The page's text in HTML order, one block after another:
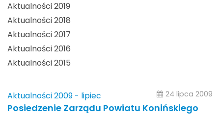
Aktualności 2019
Aktualności 2018
Aktualności 2017
Aktualności 2016
Aktualności 2015
Aktualności 2009 - lipiec 24 lipca 2009
Posiedzenie Zarządu Powiatu Konińskiego